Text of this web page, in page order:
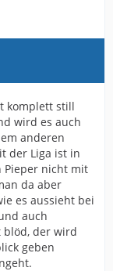
komplett still
wird es auch
anderen
der Liga ist in
Pieper nicht mit
da aber
es aussieht bei
auch
blöd, der wird
geben